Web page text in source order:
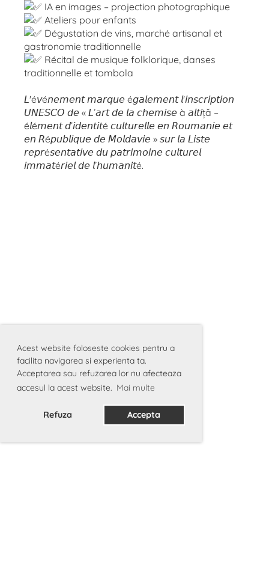
Acest website foloseste cookies pentru a
facilita navigarea si experienta ta.
Acceptarea sau refuzarea lor nu afecteaza
accesul la acest website. Mai multe
Refuza Accepta
IA en images – projection photographique
Ateliers pour enfants
Dégustation de vins, marché artisanal et
gastronomie traditionnelle
Récital de musique folklorique, danses
traditionnelle et tombola
𝘓'é𝘷é𝘯𝘦𝘮𝘦𝘯𝘵 𝘮𝘢𝘳𝘲𝘶𝘦 é𝘨𝘢𝘭𝘦𝘮𝘦𝘯𝘵 𝘭'𝘪𝘯𝘴𝘤𝘳𝘪𝘱𝘵𝘪𝘰𝘯
𝘜𝘕𝘌𝘚𝘊𝘖 𝘥𝘦 « 𝘓’𝘢𝘳𝘵 𝘥𝘦 𝘭𝘢 𝘤𝘩𝘦𝘮𝘪𝘴𝘦 à 𝘢𝘭𝘵𝘪ță –
é𝘭é𝘮𝘦𝘯𝘵 𝘥’𝘪𝘥𝘦𝘯𝘵𝘪𝘵é 𝘤𝘶𝘭𝘵𝘶𝘳𝘦𝘭𝘭𝘦 𝘦𝘯 𝘙𝘰𝘶𝘮𝘢𝘯𝘪𝘦 𝘦𝘵
𝘦𝘯 𝘙é𝘱𝘶𝘣𝘭𝘪𝘲𝘶𝘦 𝘥𝘦 𝘔𝘰𝘭𝘥𝘢𝘷𝘪𝘦 » 𝘴𝘶𝘳 𝘭𝘢 𝘓𝘪𝘴𝘵𝘦
𝘳𝘦𝘱𝘳é𝘴𝘦𝘯𝘵𝘢𝘵𝘪𝘷𝘦 𝘥𝘶 𝘱𝘢𝘵𝘳𝘪𝘮𝘰𝘪𝘯𝘦 𝘤𝘶𝘭𝘵𝘶𝘳𝘦𝘭
𝘪𝘮𝘮𝘢𝘵é𝘳𝘪𝘦𝘭 𝘥𝘦 𝘭’𝘩𝘶𝘮𝘢𝘯𝘪𝘵é.